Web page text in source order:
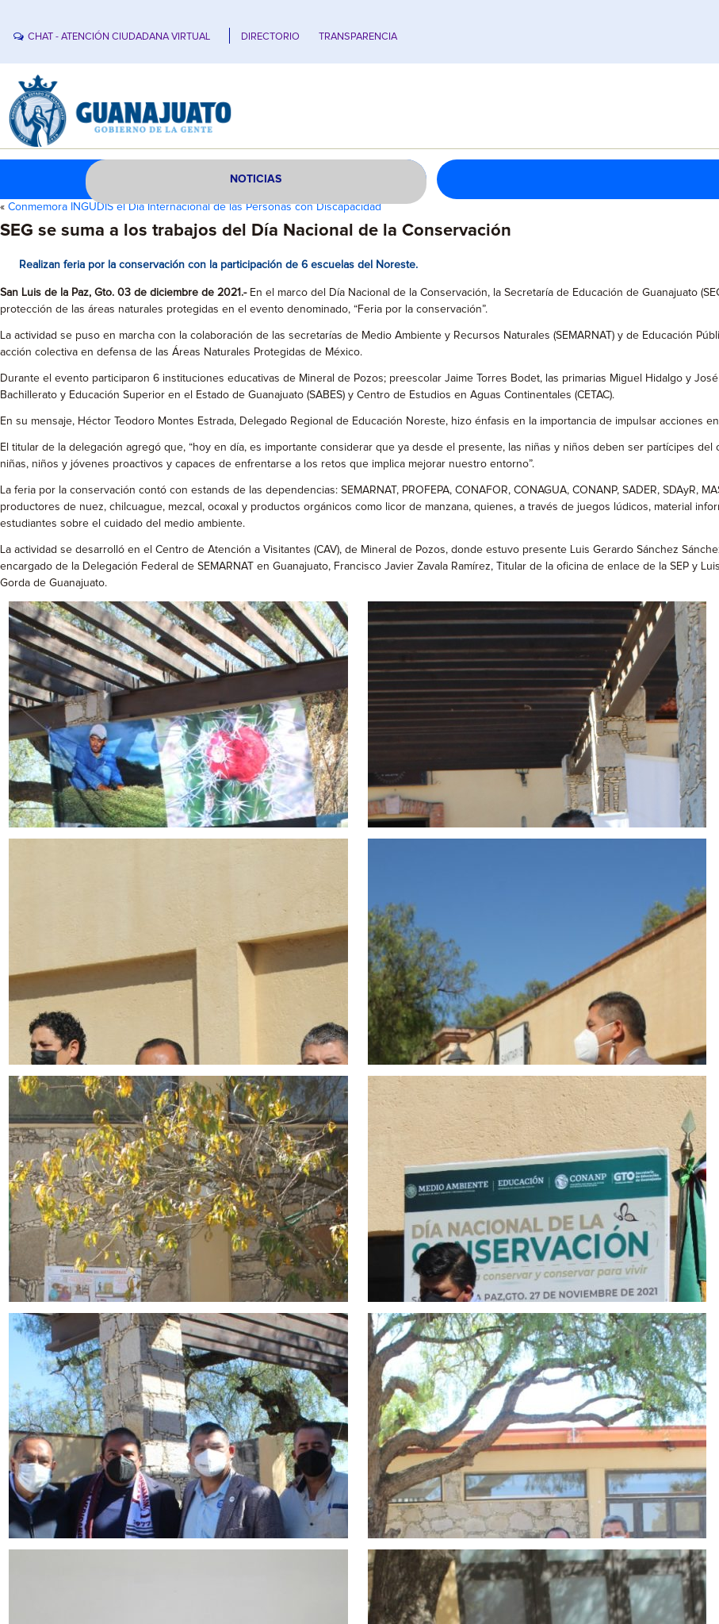
CHAT - ATENCIÓN CIUDADANA VIRTUAL DIRECTORIO TRANSPARENCIA
NOTICIAS
« Conmemora INGUDIS el Dia Internacional de las Personas con Discapacidad
SEG se suma a los trabajos del Día Nacional de la Conservación
Realizan feria por la conservación con la participación de 6 escuelas del Noreste.
San Luis de la Paz, Gto. 03 de diciembre de 2021.- En el marco del Día Nacional de la Conservación, la Secretaría de Educación de Guanajuato
protección de las áreas naturales protegidas en el evento denominado, “Feria por la conservación”.
La actividad se puso en marcha con la colaboración de las secretarías de Medio Ambiente y Recursos Naturales (SEMARNAT) y de Educación
acción colectiva en defensa de las Áreas Naturales Protegidas de México.
Durante el evento participaron 6 instituciones educativas de Mineral de Pozos; preescolar Jaime Torres Bodet, las primarias Miguel Hidalgo y
Bachillerato y Educación Superior en el Estado de Guanajuato (SABES) y Centro de Estudios en Aguas Continentales (CETAC).
En su mensaje, Héctor Teodoro Montes Estrada, Delegado Regional de Educación Noreste, hizo énfasis en la importancia de impulsar acciones
El titular de la delegación agregó que, “hoy en día, es importante considerar que ya desde el presente, las niñas y niños deben ser partícipes
niñas, niños y jóvenes proactivos y capaces de enfrentarse a los retos que implica mejorar nuestro entorno”.
La feria por la conservación contó con estands de las dependencias: SEMARNAT, PROFEPA, CONAFOR, CONAGUA, CONANP, SADER, SDAyR,
productores de nuez, chilcuague, mezcal, ocoxal y productos orgánicos como licor de manzana, quienes, a través de juegos lúdicos, material
estudiantes sobre el cuidado del medio ambiente.
La actividad se desarrolló en el Centro de Atención a Visitantes (CAV), de Mineral de Pozos, donde estuvo presente Luis Gerardo Sánchez
encargado de la Delegación Federal de SEMARNAT en Guanajuato, Francisco Javier Zavala Ramírez, Titular de la oficina de enlace de la SEP y
Gorda de Guanajuato.